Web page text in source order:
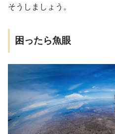
そうしましょう。
困ったら魚眼